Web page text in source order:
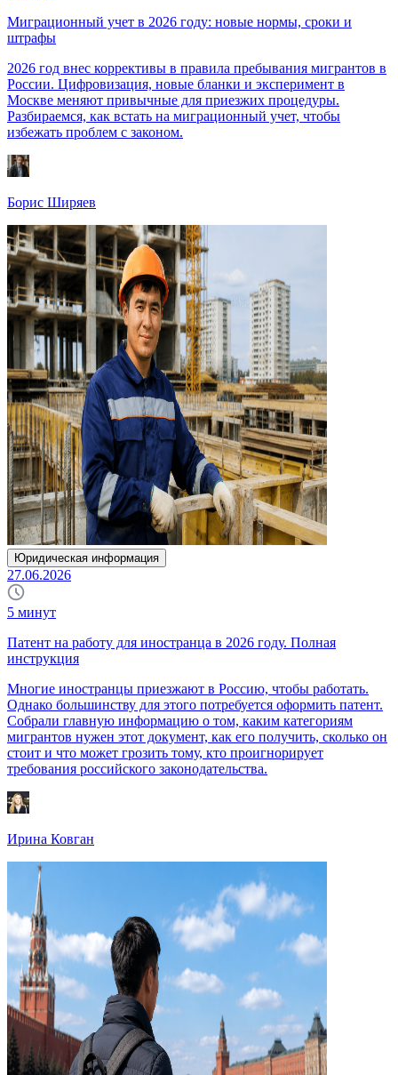
Миграционный учет в 2026 году: новые нормы, сроки и
штрафы
2026 год внес коррективы в правила пребывания мигрантов в
России. Цифровизация, новые бланки и эксперимент в
Москве меняют привычные для приезжих процедуры.
Разбираемся, как встать на миграционный учет, чтобы
избежать проблем с законом.
Борис Ширяев
Юридическая информация
27.06.2026
5 минут
Патент на работу для иностранца в 2026 году. Полная
инструкция
Многие иностранцы приезжают в Россию, чтобы работать.
Однако большинству для этого потребуется оформить патент.
Собрали главную информацию о том, каким категориям
мигрантов нужен этот документ, как его получить, сколько он
стоит и что может грозить тому, кто проигнорирует
требования российского законодательства.
Ирина Ковган